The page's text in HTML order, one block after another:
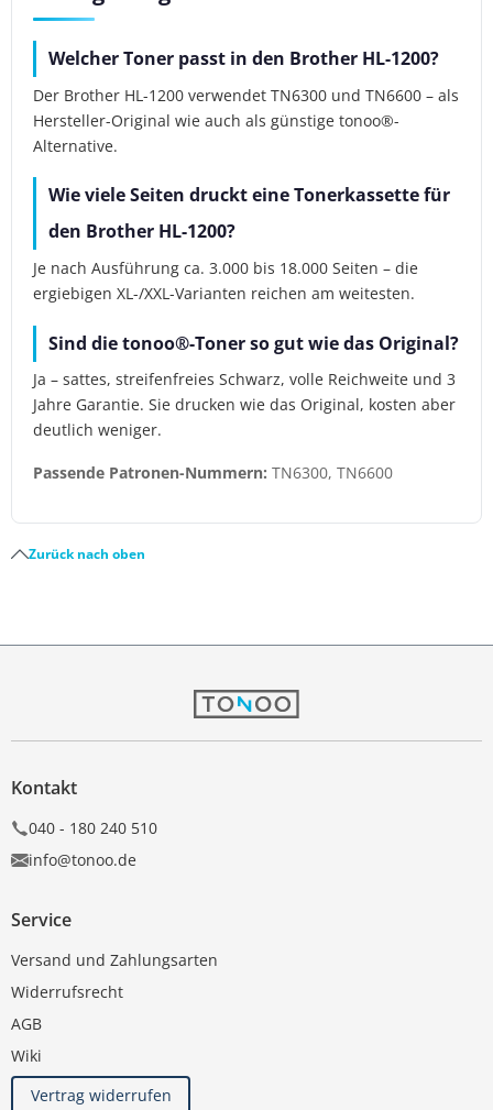
Welcher Toner passt in den Brother HL-1200?
Der Brother HL-1200 verwendet TN6300 und TN6600 – als
Hersteller-Original wie auch als günstige tonoo®-
Alternative.
Wie viele Seiten druckt eine Tonerkassette für
den Brother HL-1200?
Je nach Ausführung ca. 3.000 bis 18.000 Seiten – die
ergiebigen XL-/XXL-Varianten reichen am weitesten.
Sind die tonoo®-Toner so gut wie das Original?
Ja – sattes, streifenfreies Schwarz, volle Reichweite und 3
Jahre Garantie. Sie drucken wie das Original, kosten aber
deutlich weniger.
Passende Patronen-Nummern: TN6300, TN6600
Zurück nach oben
Kontakt
040 - 180 240 510
info@tonoo.de
Service
Versand und Zahlungsarten
Widerrufsrecht
AGB
Wiki
Vertrag widerrufen